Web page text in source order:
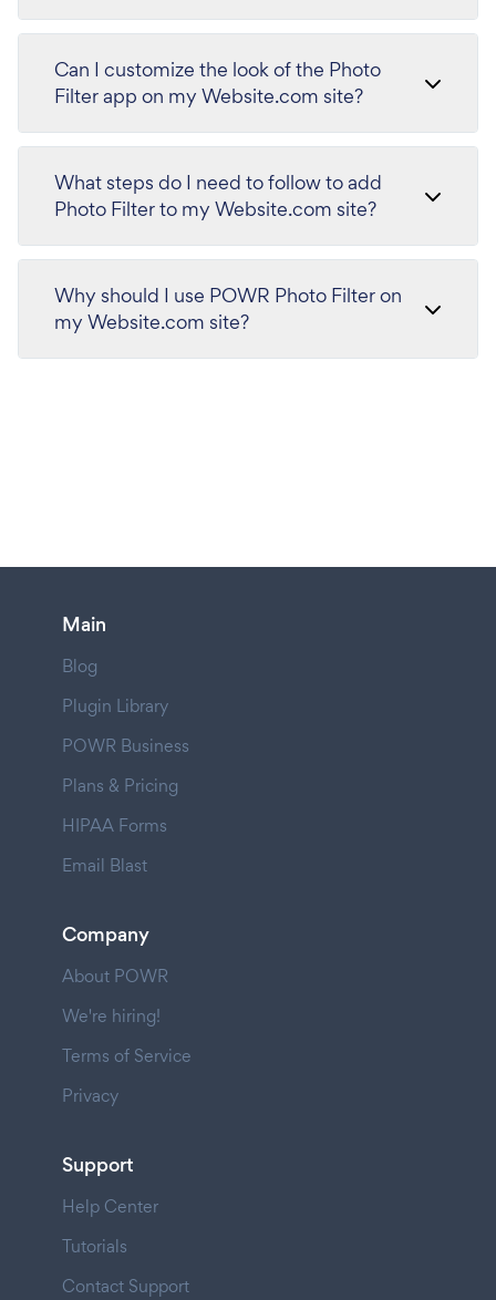
Can I customize the look of the Photo
Filter app on my Website.com site?
What steps do I need to follow to add
Photo Filter to my Website.com site?
Why should I use POWR Photo Filter on
my Website.com site?
Main
Blog
Plugin Library
POWR Business
Plans & Pricing
HIPAA Forms
Email Blast
Company
About POWR
We're hiring!
Terms of Service
Privacy
Support
Help Center
Tutorials
Contact Support